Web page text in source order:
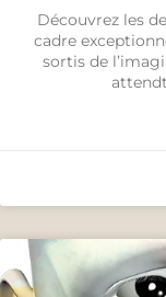
Découvrez les
cadre
sortis de